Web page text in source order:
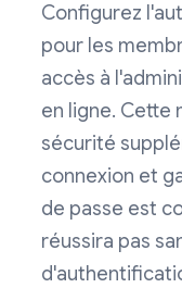
Configurez
pour les
accès à
en ligne. Cette
sécurité
connexion et
de passe est
réussira pas